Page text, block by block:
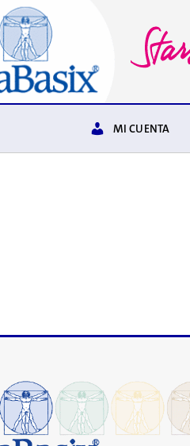
MI CUENTA